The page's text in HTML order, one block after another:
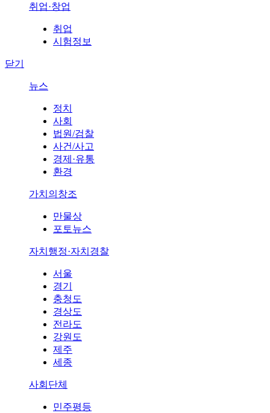
취업·창업
취업
시험정보
닫기
뉴스
정치
사회
법원/검찰
사건/사고
경제·유통
환경
가치의창조
만물상
포토뉴스
자치행정·자치경찰
서울
경기
충청도
경상도
전라도
강원도
제주
세종
사회단체
민주평등